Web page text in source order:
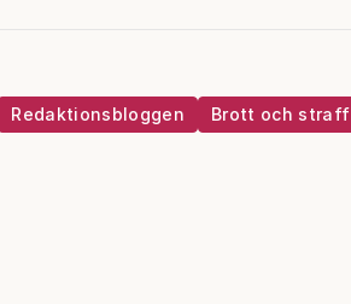
Redaktionsbloggen Brott och straff